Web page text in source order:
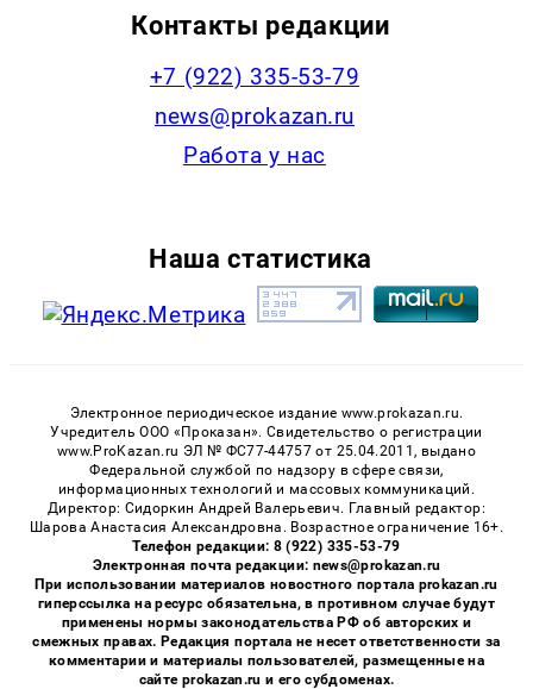
Контакты редакции
+7 (922) 335-53-79
news@prokazan.ru
Работа у нас
Наша статистика
Электронное периодическое издание www.prokazan.ru.
Учредитель ООО «Проказан». Cвидетельство о регистрации
www.ProKazan.ru ЭЛ № ФС77-44757 от 25.04.2011, выдано
Федеральной службой по надзору в сфере связи,
информационных технологий и массовых коммуникаций.
Директор: Сидоркин Андрей Валерьевич. Главный редактор:
Шарова Анастасия Александровна. Возрастное ограничение 16+.
Телефон редакции: 8 (922) 335-53-79
Электронная почта редакции: news@prokazan.ru
При использовании материалов новостного портала prokazan.ru
гиперссылка на ресурс обязательна, в противном случае будут
применены нормы законодательства РФ об авторских и
смежных правах. Редакция портала не несет ответственности за
комментарии и материалы пользователей, размещенные на
сайте prokazan.ru и его субдоменах.